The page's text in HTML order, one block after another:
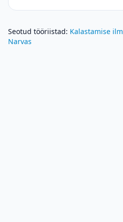
Seotud tööriistad: Kalastamise ilm
Narvas